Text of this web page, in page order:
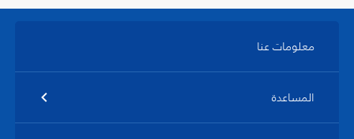
معلومات عنا
المساعدة